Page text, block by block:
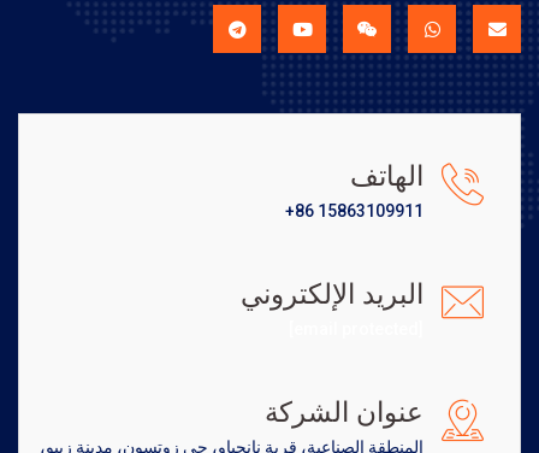
الهاتف
+86 15863109911
البريد الإلكتروني
عنوان الشركة
المنطقة الصناعية، قرية نانجياو، حي زوتسون، مدينة زيبو،